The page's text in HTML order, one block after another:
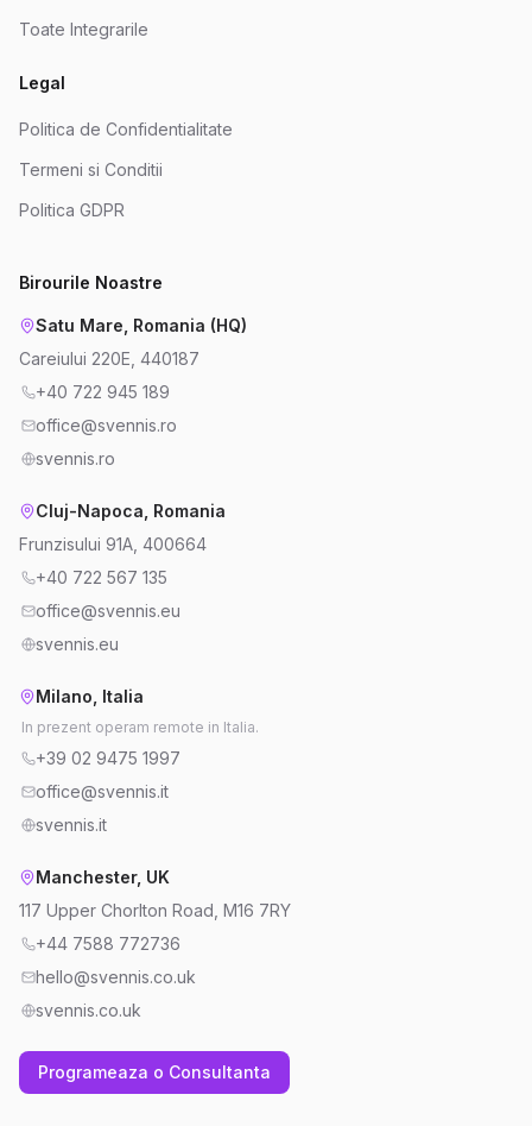
Toate Integrarile
Legal
Politica de Confidentialitate
Termeni si Conditii
Politica GDPR
Birourile Noastre
Satu Mare, Romania (HQ)
Careiului 220E, 440187
+40 722 945 189
office@svennis.ro
svennis.ro
Cluj-Napoca, Romania
Frunzisului 91A, 400664
+40 722 567 135
office@svennis.eu
svennis.eu
Milano, Italia
In prezent operam remote in Italia.
+39 02 9475 1997
office@svennis.it
svennis.it
Manchester, UK
117 Upper Chorlton Road, M16 7RY
+44 7588 772736
hello@svennis.co.uk
svennis.co.uk
Programeaza o Consultanta